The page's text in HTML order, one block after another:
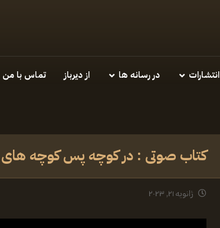
انتشارات در رسانه ها از دیرباز تماس با من
کتاب صوتی : در کوچه پس کوچه
ژانویه ۲۱, ۲۰۲۳